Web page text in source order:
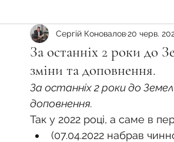
Ринок землі Податки
Фермерське господарство
Новини земельного законодавства
За останніх 2 роки до
зміни та доповнення.
Сергій Коновалов20 черв.
За останніх 2 роки до
доповнення.
Так у 2022 році, а саме в
(07.04.2022 набрав